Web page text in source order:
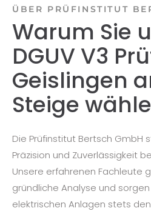
ÜBER PRÜFINSTITUT
Warum Sie
DGUV V3
Geislingen
Steige
Die Prüfinstitut Bertsch GmbH
Präzision und Zuverlässigkeit
Unsere erfahrenen Fachleute
gründliche Analyse und
elektrischen Anlagen stets